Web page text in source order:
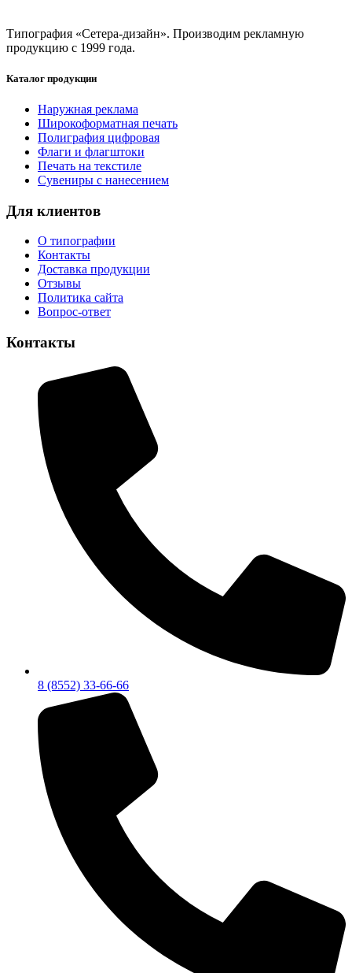
Типография «Сетера-дизайн». Производим рекламную
продукцию с 1999 года.
Каталог продукции
Наружная реклама
Широкоформатная печать
Полиграфия цифровая
Флаги и флагштоки
Печать на текстиле
Сувениры с нанесением
Для клиентов
О типографии
Контакты
Доставка продукции
Отзывы
Политика сайта
Вопрос-ответ
Контакты
8 (8552) 33-66-66